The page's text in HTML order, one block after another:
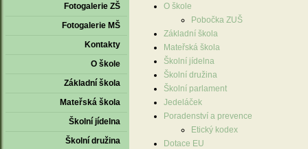
Fotogalerie ZŠ
Fotogalerie MŠ
Kontakty
O škole
Základní škola
Mateřská škola
Školní jídelna
Školní družina
O škole
Pobočka ZUŠ
Základní škola
Mateřská škola
Školní jídelna
Školní družina
Školní parlament
Jedeláček
Poradenství a prevence
Etický kodex
Dotace EU